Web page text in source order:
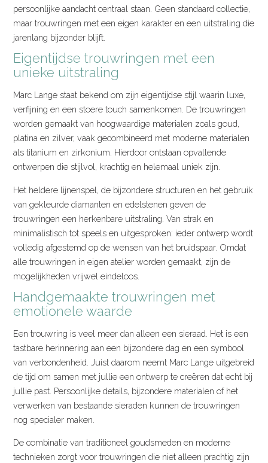
persoonlijke aandacht centraal staan. Geen standaard collectie,
maar trouwringen met een eigen karakter en een uitstraling die
jarenlang bijzonder blijft.
Eigentijdse trouwringen met een
unieke uitstraling
Marc Lange staat bekend om zijn eigentijdse stijl waarin luxe,
verfijning en een stoere touch samenkomen. De trouwringen
worden gemaakt van hoogwaardige materialen zoals goud,
platina en zilver, vaak gecombineerd met moderne materialen
als titanium en zirkonium. Hierdoor ontstaan opvallende
ontwerpen die stijlvol, krachtig en helemaal uniek zijn.
Het heldere lijnenspel, de bijzondere structuren en het gebruik
van gekleurde diamanten en edelstenen geven de
trouwringen een herkenbare uitstraling. Van strak en
minimalistisch tot speels en uitgesproken: ieder ontwerp wordt
volledig afgestemd op de wensen van het bruidspaar. Omdat
alle trouwringen in eigen atelier worden gemaakt, zijn de
mogelijkheden vrijwel eindeloos.
Handgemaakte trouwringen met
emotionele waarde
Een trouwring is veel meer dan alleen een sieraad. Het is een
tastbare herinnering aan een bijzondere dag en een symbool
van verbondenheid. Juist daarom neemt Marc Lange uitgebreid
de tijd om samen met jullie een ontwerp te creëren dat echt bij
jullie past. Persoonlijke details, bijzondere materialen of het
verwerken van bestaande sieraden kunnen de trouwringen
nog specialer maken.
De combinatie van traditioneel goudsmeden en moderne
technieken zorgt voor trouwringen die niet alleen prachtig zijn